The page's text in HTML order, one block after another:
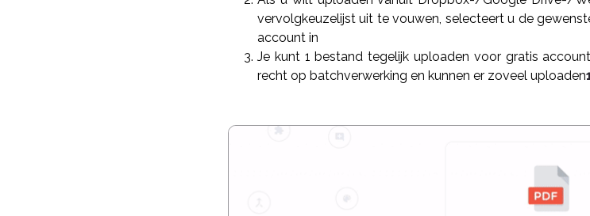
vervolgkeuzelijst uit te vouwen, selecteert u de
account in
Je kunt 1 bestand tegelijk uploaden voor gratis
recht op batchverwerking en kunnen er zoveel uploaden